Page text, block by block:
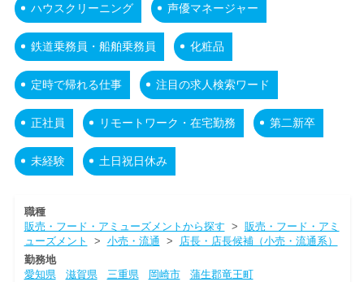
ハウスクリーニング 声優マネージャー
鉄道乗務員・船舶乗務員 化粧品
定時で帰れる仕事 注目の求人検索ワード
正社員 リモートワーク・在宅勤務 第二新卒
未経験 土日祝日休み
職種
販売・フード・アミューズメントから探す > 販売・フード・アミ
ューズメント
> 小売・流通 >
店長・店長候補（小売・流通系）
勤務地
愛知県
滋賀県 三重県 岡崎市
蒲生郡竜王町